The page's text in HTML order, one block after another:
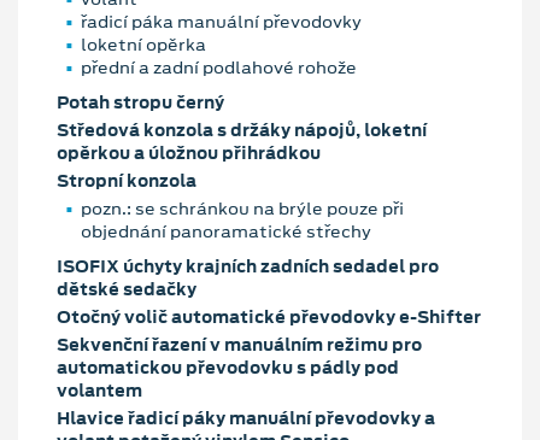
řadicí páka manuální převodovky
loketní opěrka
přední a zadní podlahové rohože
Potah stropu černý
Středová konzola s držáky nápojů, loketní
opěrkou a úložnou přihrádkou
Stropní konzola
pozn.: se schránkou na brýle pouze při
objednání panoramatické střechy
ISOFIX úchyty krajních zadních sedadel pro
dětské sedačky
Otočný volič automatické převodovky e-Shifter
Sekvenční řazení v manuálním režimu pro
automatickou převodovku s pádly pod
volantem
Hlavice řadicí páky manuální převodovky a